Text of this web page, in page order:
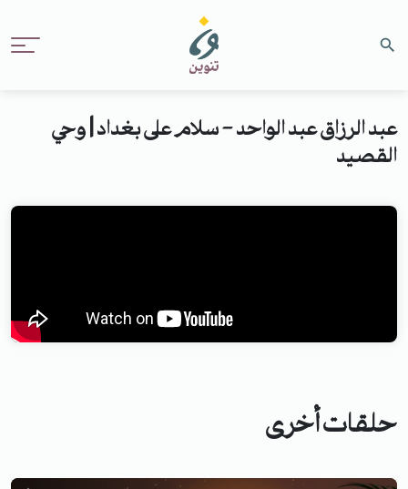
عبد الرزاق عبد الواحد - سلام على بغداد | وحي
القصيد
حلقات أخرى